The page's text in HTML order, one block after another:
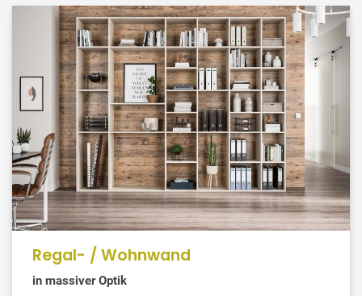
Regal- / Wohnwand
in massiver Optik